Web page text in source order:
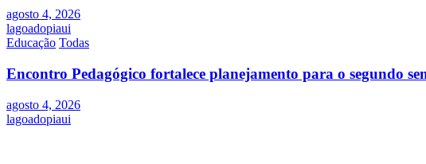
agosto 4, 2026
lagoadopiaui
Educação Todas
Encontro Pedagógico fortalece planejamento para o segundo
agosto 4, 2026
lagoadopiaui